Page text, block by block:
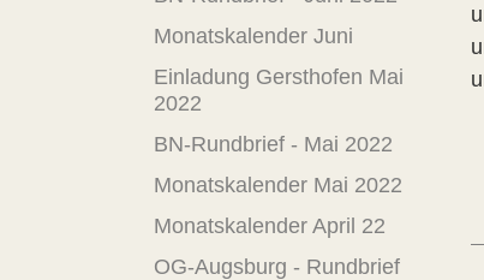
Monatskalender Juni
Einladung Gersthofen Mai
2022
BN-Rundbrief - Mai 2022
Monatskalender Mai 2022
Monatskalender April 22
OG-Augsburg - Rundbrief